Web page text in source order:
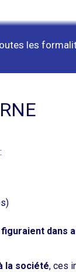
les
dans
la société, ces